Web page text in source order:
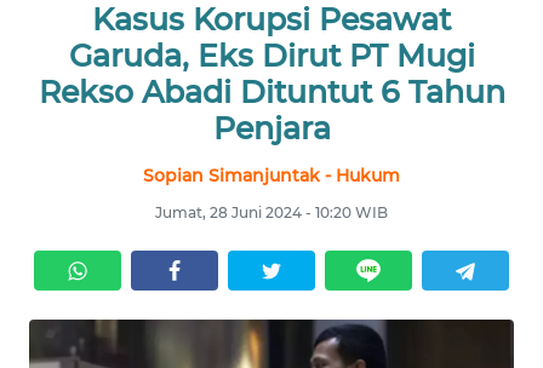
Kasus Korupsi Pesawat
Garuda, Eks Dirut PT Mugi
Rekso Abadi Dituntut 6 Tahun
Penjara
Sopian Simanjuntak - Hukum
Jumat, 28 Juni 2024 - 10:20 WIB
NASIONAL
DAERAH
EKUIN
SAINS-TEKNO